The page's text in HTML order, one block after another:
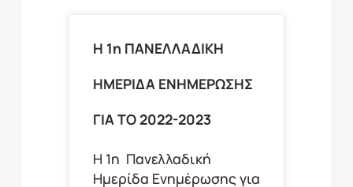
Η 1η ΠΑΝΕΛΛΑΔΙΚΗ
ΗΜΕΡΙΔΑ ΕΝΗΜΕΡΩΣΗΣ
ΓΙΑ ΤΟ 2022-2023
Η 1η Πανελλαδική
Ημερίδα Ενημέρωσης για